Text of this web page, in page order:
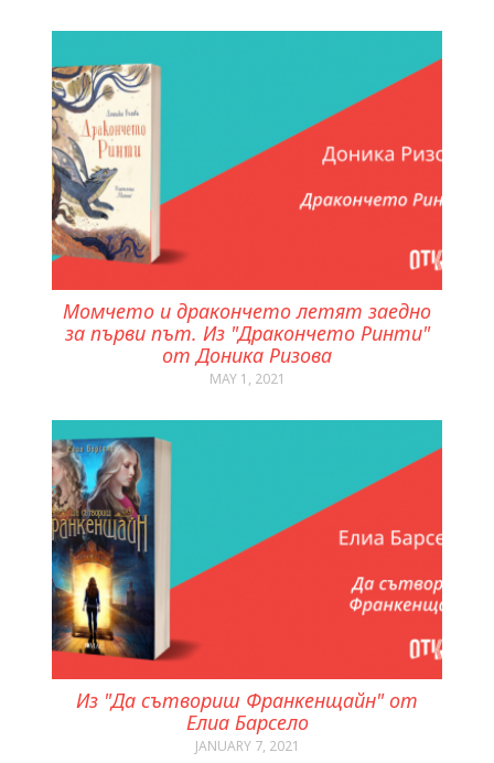
Момчето и дракончето летят заедно
за първи път. Из "Дракончето Ринти"
от Доника Ризова
MAY 1, 2021
Из "Да сътвориш Франкенщайн" от
Елиа Барсело
JANUARY 7, 2021